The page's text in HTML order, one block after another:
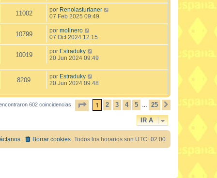
11002 por Renolasturianer
07 Feb 2025 09:49
10799 por molinero
07 Oct 2024 12:15
10019 por Estraduky
20 Jun 2024 09:49
8209 por Estraduky
20 Jun 2024 09:48
602 coincidencias PÁGINA 1DE 25
1 2 3 4 5 25
IR A
Todos los horarios son UTC+02:00
Borrar cookies